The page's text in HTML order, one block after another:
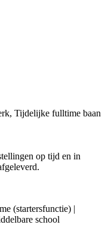
Tijdelijke fulltime baan
op tijd en in
(startersfunctie) |
school